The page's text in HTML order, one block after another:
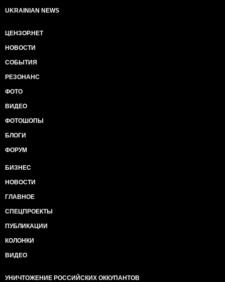
UKRAINIAN NEWS
ЦЕНЗОР.НЕТ
НОВОСТИ
СОБЫТИЯ
РЕЗОНАНС
ФОТО
ВИДЕО
ФОТОШОПЫ
БЛОГИ
ФОРУМ
БИЗНЕС
НОВОСТИ
ГЛАВНОЕ
СПЕЦПРОЕКТЫ
ПУБЛИКАЦИИ
КОЛОНКИ
ВИДЕО
УНИЧТОЖЕНИЕ РОССИЙСКИХ ОККУПАНТОВ